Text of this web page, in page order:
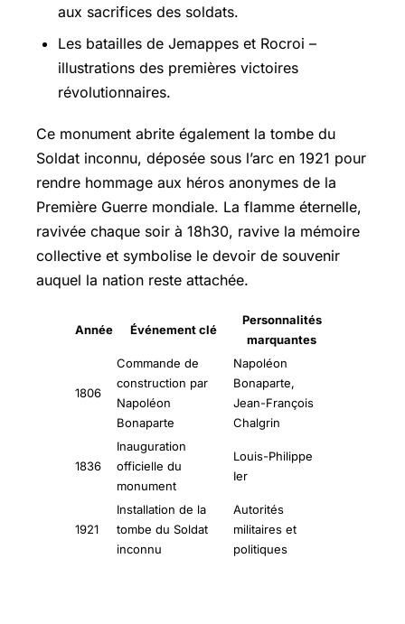
aux sacrifices des soldats.
Les batailles de Jemappes et Rocroi –
illustrations des premières victoires
révolutionnaires.
Ce monument abrite également la tombe du
Soldat inconnu, déposée sous l’arc en 1921 pour
rendre hommage aux héros anonymes de la
Première Guerre mondiale. La flamme éternelle,
ravivée chaque soir à 18h30, ravive la mémoire
collective et symbolise le devoir de souvenir
auquel la nation reste attachée.
Année Événement clé
Personnalités
marquantes
1806
Commande de
construction par
Napoléon
Bonaparte
Napoléon
Bonaparte,
Jean-François
Chalgrin
1836
Inauguration
officielle du
monument
Louis-Philippe
Ier
1921
Installation de la
tombe du Soldat
inconnu
Autorités
militaires et
politiques